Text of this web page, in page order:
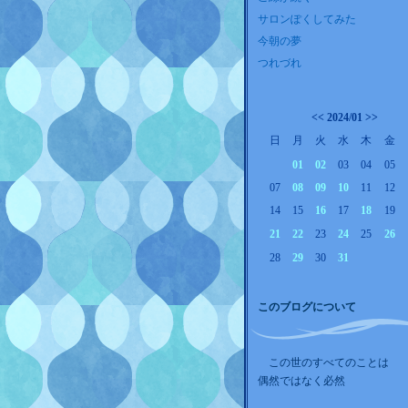
サロンぽくしてみた
今朝の夢
つれづれ
<< 2024/01 >>
日
月 火 水 木
金
01
02 03 04
05
07
08 09 10 11
12
14
15 16 17 18
19
21
22 23 24 25
26
28
29 30 31
このブログについて
この世のすべてのことは
偶然ではなく必然